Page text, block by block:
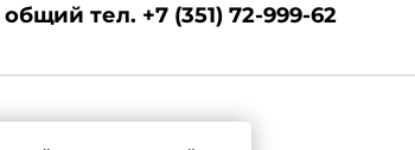
общий тел. +7 (351) 72-999-62